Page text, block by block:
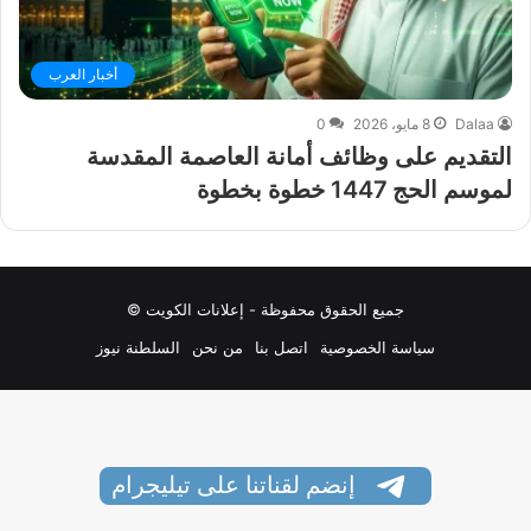
أخبار العرب
Dalaa 8 مايو، 2026 0
التقديم على وظائف أمانة العاصمة المقدسة
لموسم الحج 1447 خطوة بخطوة
جميع الحقوق محفوظة - إعلانات الكويت ©
سياسة الخصوصية
اتصل بنا من نحن السلطنة نيوز
إنضم لقناتنا على تيليجرام